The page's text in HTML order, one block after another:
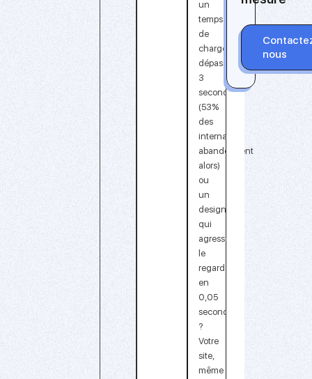
un
temps
de
chargement
dépassant
3
secondes
(53%
des
internautes
abandonnent
alors)
ou
un
design
qui
agresse
le
regard
en
0,05
seconde
?
Votre
site,
même
nous